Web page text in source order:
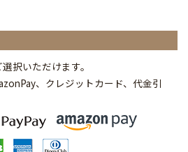
択いただけます。
、クレジットカード、代金引